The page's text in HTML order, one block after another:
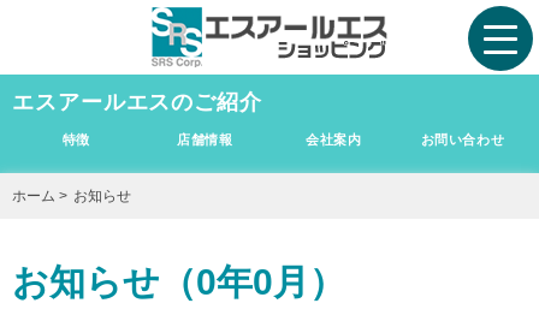
エスアールエスのご紹介
特徴 店舗情報 会社案内 お問い合わせ
ホーム > お知らせ
お知らせ（0年0月）